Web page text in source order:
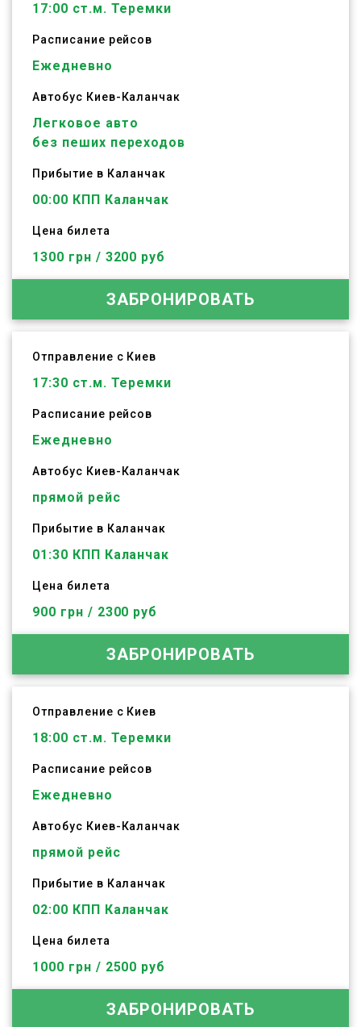
17:00 ст.м. Теремки
Расписание рейсов
Ежедневно
Автобус Киев- Каланчак
Легковое авто
без пеших переходов
Прибытие в Каланчак
00:00 КПП Каланчак
Цена билета
1300 грн / 3200 руб
ЗАБРОНИРОВАТЬ
Отправление с Киев
17:30 ст.м. Теремки
Расписание рейсов
Ежедневно
Автобус Киев- Каланчак
прямой рейс
Прибытие в Каланчак
01:30 КПП Каланчак
Цена билета
900 грн / 2300 руб
ЗАБРОНИРОВАТЬ
Отправление с Киев
18:00 ст.м. Теремки
Расписание рейсов
Ежедневно
Автобус Киев- Каланчак
прямой рейс
Прибытие в Каланчак
02:00 КПП Каланчак
Цена билета
1000 грн / 2500 руб
ЗАБРОНИРОВАТЬ